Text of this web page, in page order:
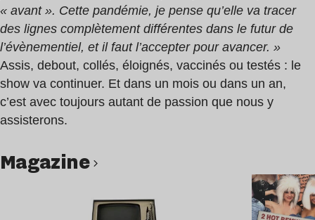
« avant ». Cette pandémie, je pense qu’elle va tracer
des lignes complètement différentes dans le futur de
l’évènementiel, et il faut l’accepter pour avancer. »
Assis, debout, collés, éloignés, vaccinés ou testés : le
show va continuer. Et dans un mois ou dans un an,
c’est avec toujours autant de passion que nous y
assisterons.
magazine